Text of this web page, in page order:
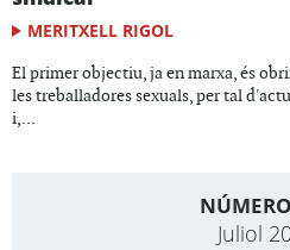
MERITXELL RIGOL
El primer objectiu, ja en marxa, és
les treballadores sexuals, per tal
i,...
Juliol